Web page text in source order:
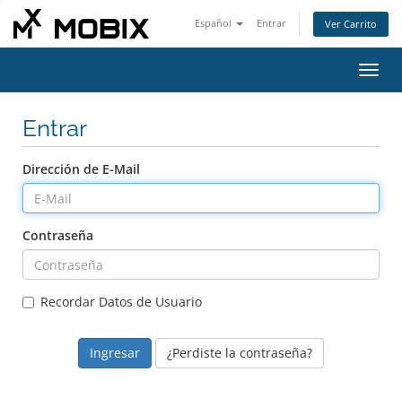
Español Entrar Ver Carrito
Entrar
Dirección de E-Mail
Contraseña
Recordar Datos de Usuario
¿Perdiste la contraseña?